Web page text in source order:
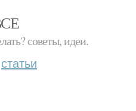
советы, идеи.
статьи